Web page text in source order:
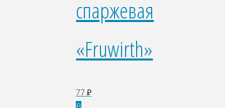
спаржевая
«Fruwirth»
77₽